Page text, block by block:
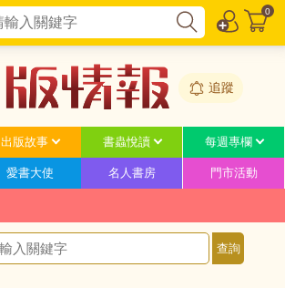
0
追蹤
出版故事 書蟲悅讀 每週專欄
愛書大使 名人書房 門市活動